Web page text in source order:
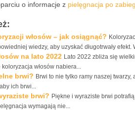
o informacje z pielęgnacja po
włosów – jak osiągnąć?
wiedzy, aby uzyskać długotrwały efekt.
na lato 2022 Lato 2022 zbliża się
włosów nabiera...
brwi? Brwi to nie tylko ramy naszej
ich brwi...
brwi? Piękne i wyraziste brwi
wymagają nie...